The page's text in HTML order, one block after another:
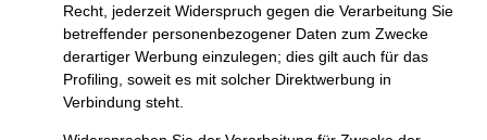
Recht, jederzeit Widerspruch gegen die Verarbeitung Sie
betreffender personenbezogener Daten zum Zwecke
derartiger Werbung einzulegen; dies gilt auch für das
Profiling, soweit es mit solcher Direktwerbung in
Verbindung steht.